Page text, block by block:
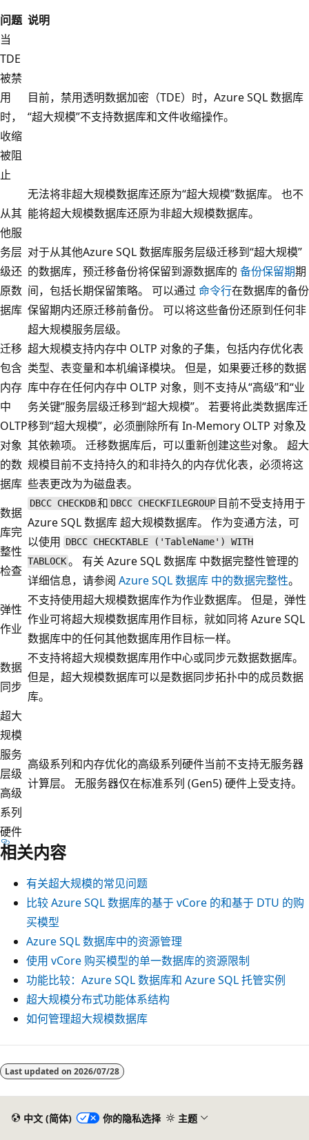
问题 说明
当
TDE
被禁
用
时，
收缩
被阻
止
目前，禁用透明数据加密（TDE）时，Azure SQL 数据库
“超大规模”不支持数据库和文件收缩操作。
从其
他服
务层
级还
原数
据库
无法将非超大规模数据库还原为“超大规模”数据库。 也不
能将超大规模数据库还原为非超大规模数据库。
对于从其他Azure SQL 数据库服务层级迁移到“超大规模”
的数据库，预迁移备份将保留到源数据库的 备份保留期期
间，包括长期保留策略。 可以通过 命令行在数据库的备份
保留期内还原迁移前备份。 可以将这些备份还原到任何非
超大规模服务层级。
迁移
包含
内存
中
OLTP
对象
的数
据库
超大规模支持内存中 OLTP 对象的子集，包括内存优化表
类型、表变量和本机编译模块。 但是，如果要迁移的数据
库中存在任何内存中 OLTP 对象，则不支持从“高级”和“业
务关键”服务层级迁移到“超大规模”。 若要将此类数据库迁
移到“超大规模”，必须删除所有 In-Memory OLTP 对象及
其依赖项。 迁移数据库后，可以重新创建这些对象。 超大
规模目前不支持持久的和非持久的内存优化表，必须将这
些表更改为为磁盘表。
数据
库完
整性
检查
DBCC CHECKDB和 DBCC CHECKFILEGROUP 目前不受支持用于
Azure SQL 数据库 超大规模数据库。 作为变通方法，可
以使用 DBCC CHECKTABLE ('TableName') WITH
TABLOCK。 有关 Azure SQL 数据库 中数据完整性管理的
详细信息，请参阅 Azure SQL 数据库 中的数据完整性。
弹性
作业
不支持使用超大规模数据库作为作业数据库。 但是，弹性
作业可将超大规模数据库用作目标，就如同将 Azure SQL
数据库中的任何其他数据库用作目标一样。
数据
同步
不支持将超大规模数据库用作中心或同步元数据数据库。
但是，超大规模数据库可以是数据同步拓扑中的成员数据
库。
超大
规模
服务
层级
高级
系列
硬件
高级系列和内存优化的高级系列硬件当前不支持无服务器
计算层。 无服务器仅在标准系列 (Gen5) 硬件上受支持。
相关内容
有关超大规模的常见问题
比较 Azure SQL 数据库的基于 vCore 的和基于 DTU 的购
买模型
Azure SQL 数据库中的资源管理
使用 vCore 购买模型的单一数据库的资源限制
功能比较：Azure SQL 数据库和 Azure SQL 托管实例
超大规模分布式功能体系结构
如何管理超大规模数据库
Last updated on 2026/07/28
中文 (简体) 你的隐私选择 主题